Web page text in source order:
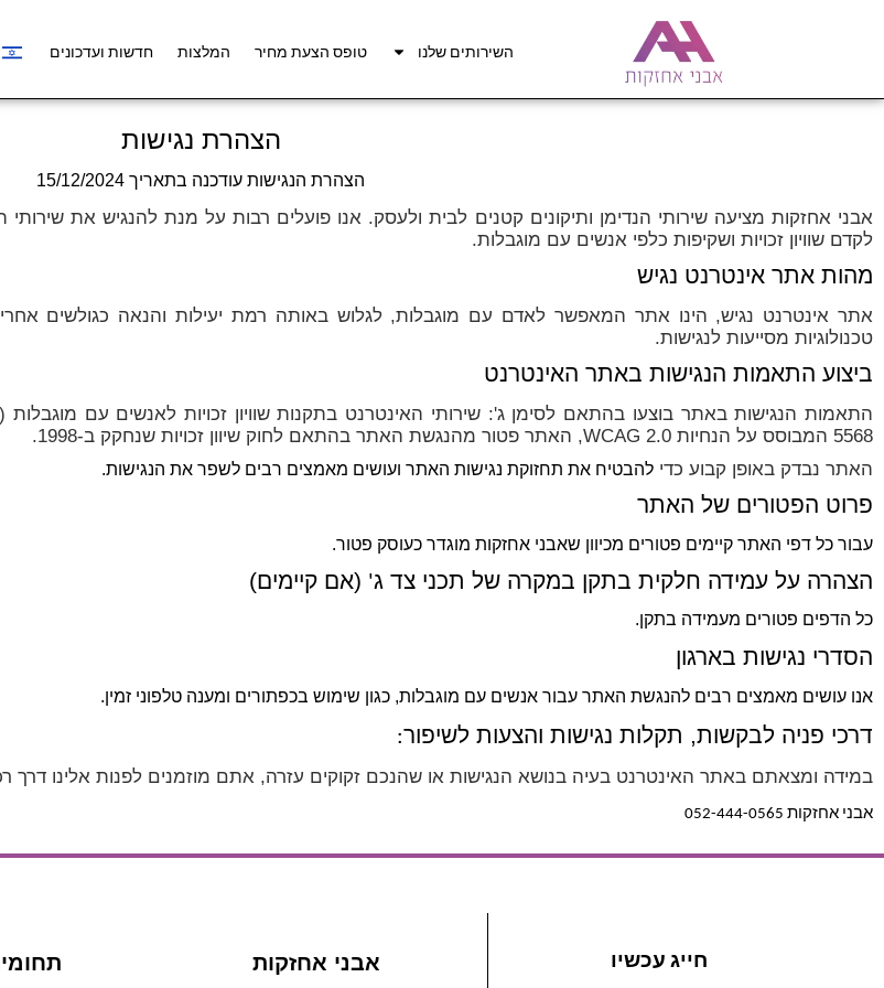
השירותים שלנו טופס הצעת מחיר המלצות חדשות ועדכונים
הצהרת נגישות
הצהרת הנגישות עודכנה בתאריך 15/12/2024
אבני אחזקות מציעה שירותי הנדימן ותיקונים קטנים לבית ולעסק. אנו פועלים רבות על מנת להנגיש את
לקדם שוויון זכויות ושקיפות כלפי אנשים עם מוגבלות.
מהות אתר אינטרנט נגיש
אתר אינטרנט נגיש, הינו אתר המאפשר לאדם עם מוגבלות, לגלוש באותה רמת יעילות והנאה כגולשים
טכנולוגיות מסייעות לנגישות.
ביצוע התאמות הנגישות באתר האינטרנט
התאמות הנגישות באתר בוצעו בהתאם לסימן ג': שירותי האינטרנט
5568 המבוסס על הנחיות
WCAG 2.0, האתר פטור מהנגשת האתר בהתאם לחוק שיוון זכויות שנחקק ב-1998.
האתר נבדק באופן קבוע כדי להבטיח את תחזוקת נגישות האתר ועושים מאמצים רבים לשפר את הנגישות.
פרוט הפטורים של האתר
עבור כל דפי האתר קיימים פטורים מכיוון שאבני אחזקות מוגדר כעוסק פטור.
הצהרה על עמידה חלקית בתקן במקרה של תכני צד ג' (אם קיימים)
כל הדפים פטורים מעמידה בתקן.
הסדרי נגישות בארגון
אנו עושים מאמצים רבים להנגשת האתר עבור אנשים עם מוגבלות, כגון שימוש בכפתורים ומענה טלפוני זמין.
דרכי פניה לבקשות, תקלות נגישות והצעות לשיפור:
במידה ומצאתם באתר האינטרנט בעיה בנושא הנגישות או שהנכם זקוקים עזרה, אתם מוזמנים לפנות אלינו דרך
אבני אחזקות 052-444-0565
חייג עכשיו אבני אחזקות